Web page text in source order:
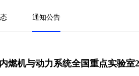
通知公告
内燃机与动力系统全国重点实验